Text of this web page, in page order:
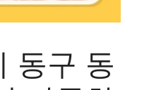
동구 동